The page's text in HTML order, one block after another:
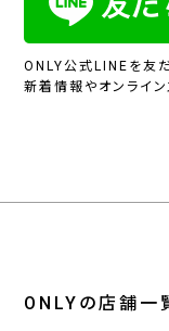
ONLY公式LINEを友だ
新着情報やオンライ
ONLYの店舗一